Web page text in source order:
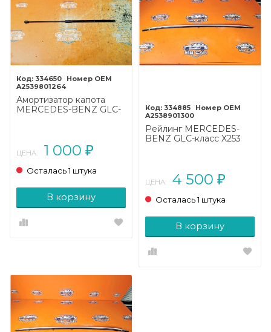
334650
A2539801264
Амортизатор капота
MERCEDES-BENZ GLC-
ЦЕНА: 1 000 ₽
Осталась 1 штука
В корзину
334885
A2538901300
Рейлинг MERCEDES-
BENZ GLC-класс X253
ЦЕНА: 4 500 ₽
Осталась 1 штука
В корзину